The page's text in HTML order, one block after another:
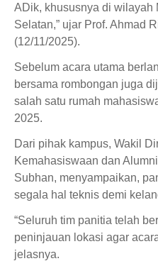
ADik, khususnya di wilayah
Selatan,” ujar Prof. Ahmad
(12/11/2025).
Sebelum acara utama
bersama rombongan juga
salah satu rumah
2025.
Dari pihak kampus, Wakil
Kemahasiswaan dan
Subhan, menyampaikan,
segala hal teknis demi
“Seluruh tim panitia telah
peninjauan lokasi agar
jelasnya.